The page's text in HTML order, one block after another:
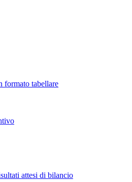
formato tabellare
attesi di bilancio